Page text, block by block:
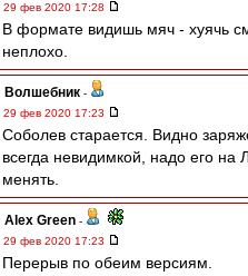
29 фев 2020 17:28
В формате видишь мяч - хуячь
неплохо.
Волшебник -
29 фев 2020 17:23
Соболев старается. Видно
всегда невидимкой, надо его на
менять.
Alex Green -
29 фев 2020 17:23
Перерыв по обеим версиям.